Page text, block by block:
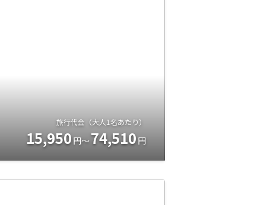
旅行代金（大人1名あたり）
15,950円～74,510円